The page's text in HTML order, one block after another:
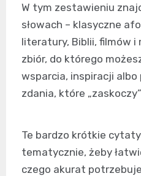
W tym zestawieniu
słowach – klasyczne
literatury, Biblii, filmów i
zbiór, do którego
wsparcia, inspiracji
zdania, które
Te bardzo krótkie
tematycznie, żeby
czego akurat